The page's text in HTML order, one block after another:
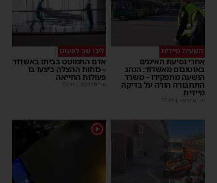
השעיה מיידית
אחרי נסיעת האימים
באוטובוס מאשדוד: הנהג
הושעה מתפקידו – משרד
התחבורה הורה על בדיקה
מיידית
מנחם דויטש 17:44
ליבו שב לפעום
אדם התמוטט בביתו באשדוד
– כוחות ההצלה ביצעו בו
פעולות החייאה
מנחם דויטש 17:35
1